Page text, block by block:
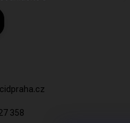
cidpraha.cz
358